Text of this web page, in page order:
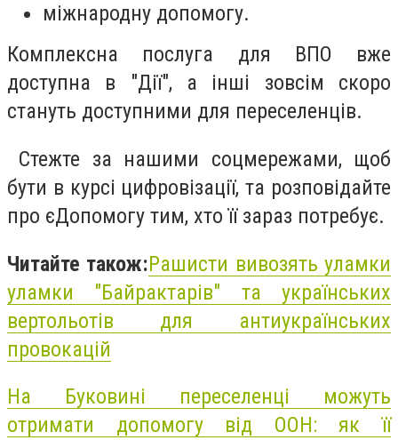
міжнародну допомогу.
Комплексна послуга для ВПО вже
доступна в "Дії", а інші зовсім скоро
стануть доступними для переселенців.
Стежте за нашими соцмережами, щоб
бути в курсі цифровізації, та розповідайте
про єДопомогу тим, хто її зараз потребує.
Читайте також:Рашисти вивозять уламки
уламки "Байрактарів" та українських
вертольотів для антиукраїнських
провокацій
На Буковині переселенці можуть
отримати допомогу від ООН: як її